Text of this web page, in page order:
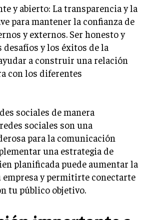
PROYECTOS
DE OPERACIONES Y CADENA DE
EMPRESARIAL
Y MEJORA CONTINUA
Y SELECCIÓN
DE PERSONAL
DEL DESEMPEÑO
y abierto: La transparencia y la
para mantener la confianza de
y externos. Ser honesto y
desafíos y los éxitos de la
a construir una relación
con los diferentes
sociales de manera
sociales son una
para la comunicación
una estrategia de
planificada puede aumentar la
y permitirte conectarte
tu público objetivo.